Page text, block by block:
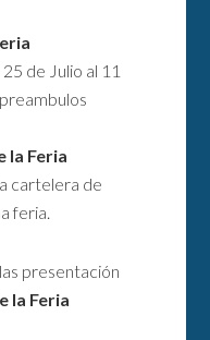
de Julio al 11
la Feria
cartelera de
feria.
presentación
la Feria